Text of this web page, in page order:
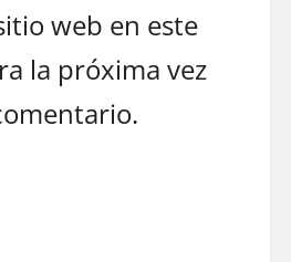
web en este
la próxima vez